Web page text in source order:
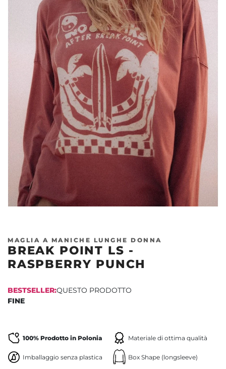
MAGLIA A MANICHE LUNGHE DONNA
BREAK POINT LS -
RASPBERRY PUNCH
BESTSELLER:QUESTO PRODOTTO
FINE
100% Prodotto in Polonia Materiale di ottima qualità
Imballaggio senza plastica Box Shape (longsleeve)